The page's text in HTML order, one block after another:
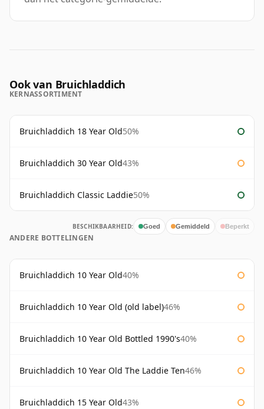
Ook van Bruichladdich
KERNASSORTIMENT
Bruichladdich 18 Year Old50%
Bruichladdich 30 Year Old43%
Bruichladdich Classic Laddie50%
BESCHIKBAARHEID: Goed Gemiddeld Beperkt
ANDERE BOTTELINGEN
Bruichladdich 10 Year Old40%
Bruichladdich 10 Year Old (old label)46%
Bruichladdich 10 Year Old Bottled 1990's40%
Bruichladdich 10 Year Old The Laddie Ten46%
Bruichladdich 15 Year Old43%